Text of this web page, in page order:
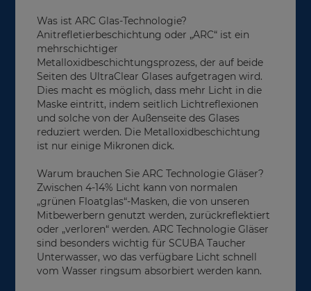
Was ist ARC Glas-Technologie?
Anitrefletierbeschichtung oder „ARC“ ist ein
mehrschichtiger
Metalloxidbeschichtungsprozess, der auf beide
Seiten des UltraClear Glases aufgetragen wird.
Dies macht es möglich, dass mehr Licht in die
Maske eintritt, indem seitlich Lichtreflexionen
und solche von der Außenseite des Glases
reduziert werden. Die Metalloxidbeschichtung
ist nur einige Mikronen dick.
Warum brauchen Sie ARC Technologie Gläser?
Zwischen 4-14% Licht kann von normalen
„grünen Floatglas“-Masken, die von unseren
Mitbewerbern genutzt werden, zurückreflektiert
oder „verloren“ werden. ARC Technologie Gläser
sind besonders wichtig für SCUBA Taucher
Unterwasser, wo das verfügbare Licht schnell
vom Wasser ringsum absorbiert werden kann.